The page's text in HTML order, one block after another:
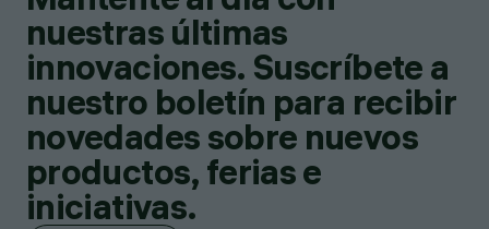
nuestras últimas
innovaciones. Suscríbete a
nuestro boletín para recibir
novedades sobre nuevos
productos, ferias e
iniciativas.